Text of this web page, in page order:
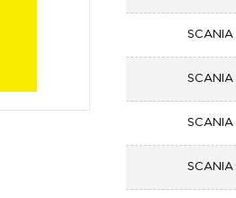
SCANIA
SCANIA
SCANIA
SCANIA